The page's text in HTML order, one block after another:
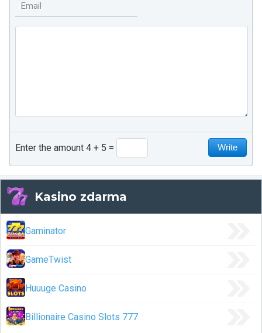
Email
Enter the amount 4 + 5
Kasino zdarma
Gaminator
GameTwist
Huuuge Casino
Billionaire Casino Slots 777